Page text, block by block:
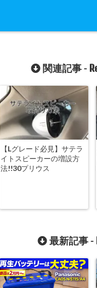
関連記事 -
【Lグレード必見】サテラ
イトスピーカーの増設方
法!!30プリウス
最新記事 -